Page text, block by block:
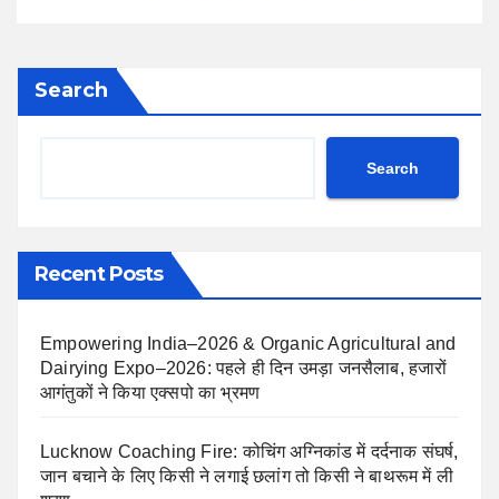
Search
Search
Recent Posts
Empowering India–2026 & Organic Agricultural and
Dairying Expo–2026: पहले ही दिन उमड़ा जनसैलाब, हजारों
आगंतुकों ने किया एक्सपो का भ्रमण
Lucknow Coaching Fire: कोचिंग अग्निकांड में दर्दनाक संघर्ष,
जान बचाने के लिए किसी ने लगाई छलांग तो किसी ने बाथरूम में ली